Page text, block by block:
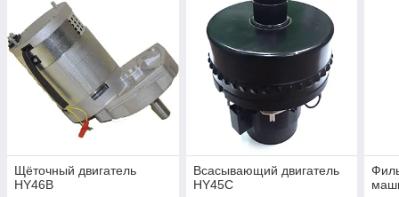
Щёточный двигатель
HY46В
Всасывающий двигатель
HY45С